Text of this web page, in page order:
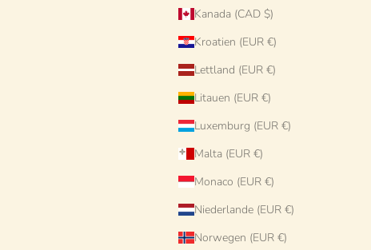
Kanada (CAD $)
Kroatien (EUR €)
Lettland (EUR €)
Litauen (EUR €)
Luxemburg (EUR €)
Malta (EUR €)
Monaco (EUR €)
Niederlande (EUR €)
Norwegen (EUR €)